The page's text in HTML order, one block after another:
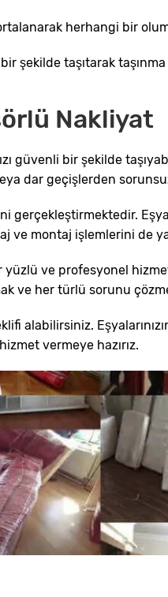
herhangi bir
şekilde taşıtarak
Nakliyat
güvenli bir şekilde
dar geçişlerden
gerçekleştirmektedir.
ve montaj işlemlerini de
ve profesyonel
ve her türlü sorunu
vermeye hazırız.